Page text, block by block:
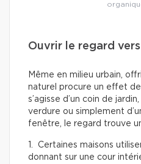
Ouvrir le regard
Même en milieu urbain,
naturel procure un effet
s’agisse d’un coin de
verdure ou simplement
fenêtre, le regard trouve
1. Certaines maisons
donnant sur une cour